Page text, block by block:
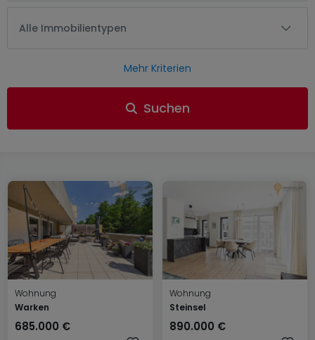
Alle Immobilientypen
Mehr Kriterien
Suchen
Wohnung
Warken
685.000 €
Wohnung
Steinsel
890.000 €